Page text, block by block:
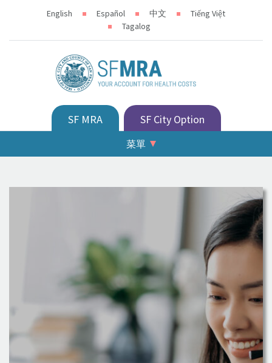
English Español 中文
Tiếng Việt
Tagalog
SF MRA SF City Option
菜單